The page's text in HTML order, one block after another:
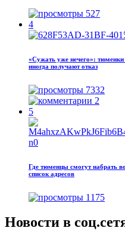
527
4
«Сужать уже нечего»: тюменки
иногда получают отказ
7332
2
5
Где тюменцы смогут набрать
список адресов
1175
Новости в